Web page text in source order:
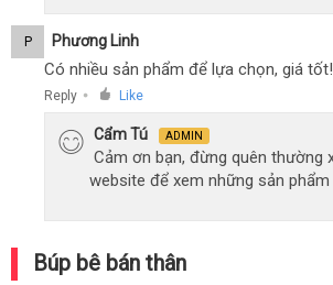
P Phương Linh
Có nhiều sản phẩm để lựa chọn, giá tốt!
Reply ● Like
Cẩm Tú ADMIN
Cảm ơn bạn, đừng quên thường
website để xem những sản phẩm
Búp bê bán thân